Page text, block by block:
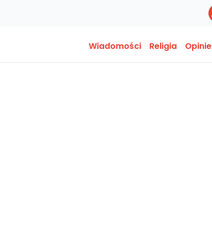
Wiadomości Religia Opinie